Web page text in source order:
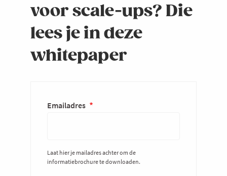
voor scale-ups? Die
lees je in deze
whitepaper
Emailadres
Laat hier je mailadres achter om de
informatiebrochure te downloaden.